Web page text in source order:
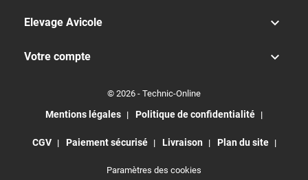
Elevage Avicole 
Votre compte 
© 2026 - Technic-Online
Mentions légales Politique de confidentialité
CGV Paiement sécurisé Livraison Plan du site
Paramètres des cookies